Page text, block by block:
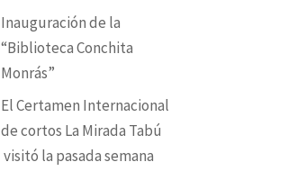
Inauguración de la
“Biblioteca Conchita
Monrás”
El Certamen Internacional
de cortos La Mirada Tabú
visitó la pasada semana